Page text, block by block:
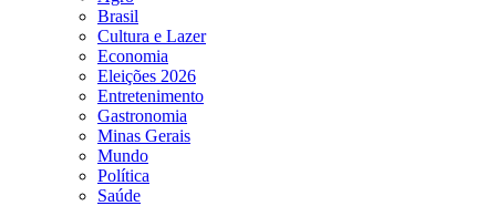
Brasil
Cultura e Lazer
Economia
Eleições 2026
Entretenimento
Gastronomia
Minas Gerais
Mundo
Política
Saúde